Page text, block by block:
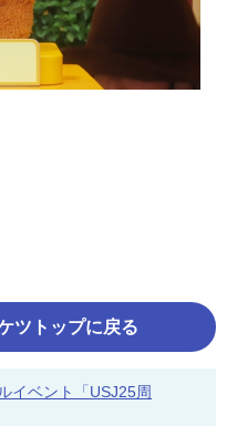
ツトップに戻る
イベント「USJ25周